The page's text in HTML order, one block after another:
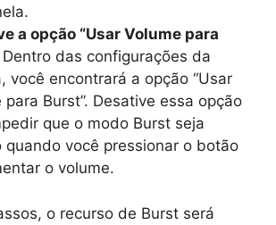
a opção “Usar Volume para
Dentro das configurações da
você encontrará a opção “Usar
para Burst”. Desative essa opção
que o modo Burst seja
quando você pressionar o botão
o volume.
o recurso de Burst será